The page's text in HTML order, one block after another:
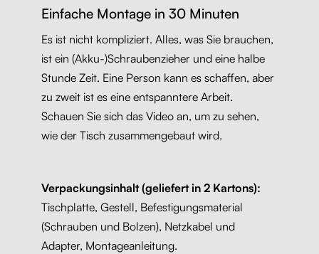
Einfache Montage in 30 Minuten
Es ist nicht kompliziert. Alles, was Sie brauchen,
ist ein (Akku-)Schraubenzieher und eine halbe
Stunde Zeit. Eine Person kann es schaffen, aber
zu zweit ist es eine entspanntere Arbeit.
Schauen Sie sich das Video an, um zu sehen,
wie der Tisch zusammengebaut wird.
Verpackungsinhalt (geliefert in 2 Kartons):
Tischplatte, Gestell, Befestigungsmaterial
(Schrauben und Bolzen), Netzkabel und
Adapter, Montageanleitung.